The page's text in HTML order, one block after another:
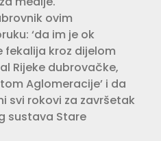
ovim
‘da im je ok
fekalija kroz dijelom
Rijeke dubrovačke,
Aglomeracije’ i da
svi rokovi za završetak
sustava Stare